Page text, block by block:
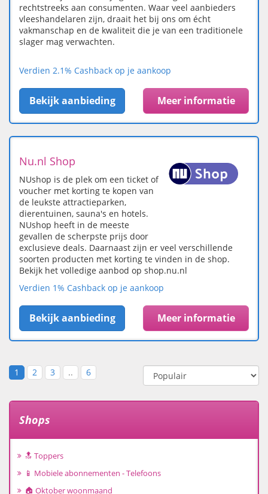
rechtstreeks aan consumenten. Waar veel aanbieders
vleeshandelaren zijn, draait het bij ons om écht
vakmanschap en de kwaliteit die je van een traditionele
slager mag verwachten.
Verdien 2.1% Cashback op je aankoop
Bekijk aanbieding Meer informatie
Nu.nl Shop
NUshop is de plek om een ticket of
voucher met korting te kopen van
de leukste attractieparken,
dierentuinen, sauna's en hotels.
NUshop heeft in de meeste
gevallen de scherpste prijs door
exclusieve deals. Daarnaast zijn er veel verschillende
soorten producten met korting te vinden in de shop.
Bekijk het volledige aanbod op shop.nu.nl
Verdien 1% Cashback op je aankoop
Bekijk aanbieding Meer informatie
1 2 3 .. 6
Shops
🔝 Toppers
📱 Mobiele abonnementen - Telefoons
🏠 Oktober woonmaand